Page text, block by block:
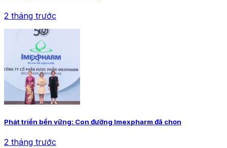
2 tháng trước
Phát triển bền vững: Con đường Imexpharm đã chọn
2 tháng trước